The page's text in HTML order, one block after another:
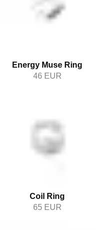
Energy Muse Ring
46 EUR
Coil Ring
65 EUR